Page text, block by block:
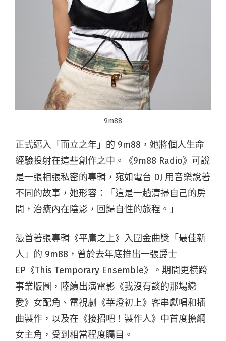
9m88
正式邁入「而立之年」的 9m88，她將個人生命
經驗投射在這些創作之中。《9m88 Radio》可說
是一張相張私密的專輯，宛如電台 DJ 用音樂說著
不同的故事，她形容：「這是一趟清掃自己的房
間，治癒內在陰影，回歸自性的旅程。」
憑首著張專輯《平庸之上》入圍金曲獎「最佳新
人」的 9m88，曾於去年底推出一張爵士
EP《This Temporary Ensemble》。期間更橫跨
事業版圖，陸續出演電影《我沒有談的那場戀
愛》女配角、電視劇《華燈初上》客串獻唱和插
曲製作，以及在《接招吧！製作人》中首度擔綱
女主角，受到相當程度矚目。